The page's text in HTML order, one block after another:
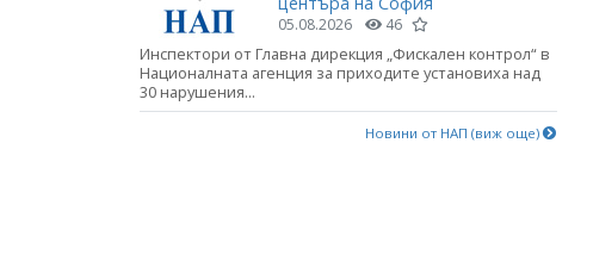
05.08.2026 46
Инспектори от Главна дирекция „Фискален контрол“ в
Националната агенция за приходите установиха над
30 нарушения...
Новини от НАП (виж още)